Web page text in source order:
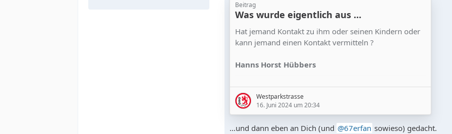
Beitrag
Was wurde eigentlich aus …
Hat jemand Kontakt zu ihm oder seinen Kindern oder
kann jemand einen Kontakt vermitteln ?
Hanns Horst Hübbers
ist 1967 mit Euch Meister geworden. Danach
wechselte er für eineinhalb Jahre zum KEC und
nochmals zum KTSV-Preussen Krefeld, wo er 1972
Westparkstrasse
16. Juni 2024 um 20:34
…und dann eben an Dich (und 67erfan sowieso) gedacht.